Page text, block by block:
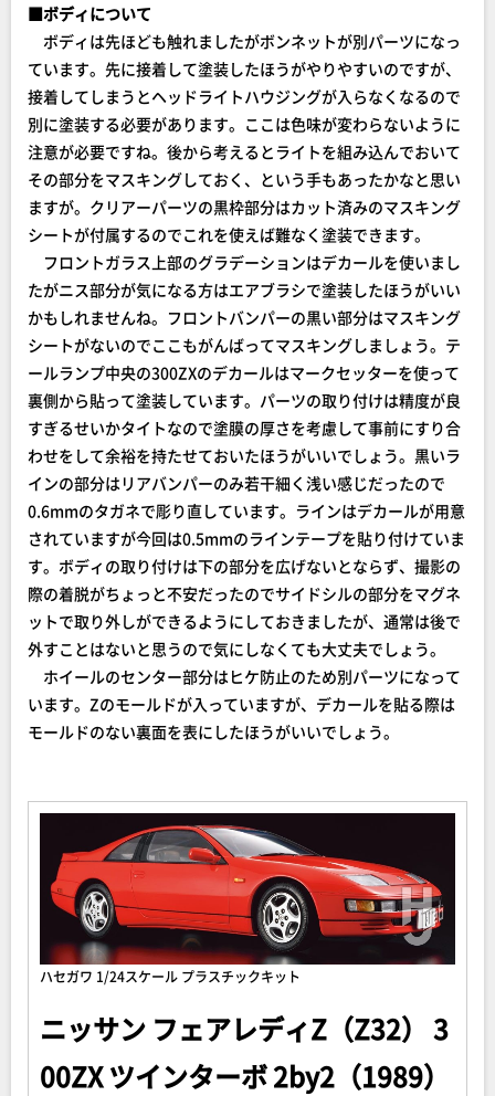
■ボディについて
ボディは先ほども触れましたがボンネットが別パーツになっ
ています。先に接着して塗装したほうがやりやすいのですが、
接着してしまうとヘッドライトハウジングが入らなくなるので
別に塗装する必要があります。ここは色味が変わらないように
注意が必要ですね。後から考えるとライトを組み込んでおいて
その部分をマスキングしておく、という手もあったかなと思い
ますが。クリアーパーツの黒枠部分はカット済みのマスキング
シートが付属するのでこれを使えば難なく塗装できます。
フロントガラス上部のグラデーションはデカールを使いまし
たがニス部分が気になる方はエアブラシで塗装したほうがいい
かもしれませんね。フロントバンパーの黒い部分はマスキング
シートがないのでここもがんばってマスキングしましょう。テ
ールランプ中央の300ZXのデカールはマークセッターを使って
裏側から貼って塗装しています。パーツの取り付けは精度が良
すぎるせいかタイトなので塗膜の厚さを考慮して事前にすり合
わせをして余裕を持たせておいたほうがいいでしょう。黒いラ
インの部分はリアバンパーのみ若干細く浅い感じだったので
0.6mmのタガネで彫り直しています。ラインはデカールが用意
されていますが今回は0.5mmのラインテープを貼り付けていま
す。ボディの取り付けは下の部分を広げないとならず、撮影の
際の着脱がちょっと不安だったのでサイドシルの部分をマグネ
ットで取り外しができるようにしておきましたが、通常は後で
外すことはないと思うので気にしなくても大丈夫でしょう。
ホイールのセンター部分はヒケ防止のため別パーツになって
います。Zのモールドが入っていますが、デカールを貼る際は
モールドのない裏面を表にしたほうがいいでしょう。
ハセガワ 1/24スケール プラスチックキット
ニッサン フェアレディZ（Z32） 3
00ZX ツインターボ 2by2（1989）